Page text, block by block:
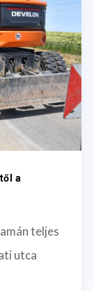
a
teljes
utca